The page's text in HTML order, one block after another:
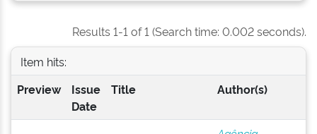
Results 1-1 of 1 (Search time: 0.002 seconds).
Item hits:
Preview
Issue
Date
Title Author(s)